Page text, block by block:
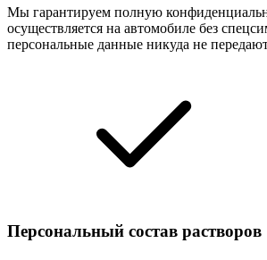
Мы гарантируем полную
осуществляется на автомобиле без
персональные данные никуда не
Персональный состав растворов